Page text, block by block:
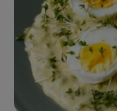
Themenwelten
Obst & Gemüse
Frischetheke
Vorratskammer